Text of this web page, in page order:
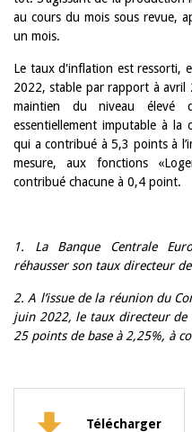
au cours du mois sous revue,
un mois.
Le taux d'inflation est ressorti,
2022, stable par rapport à avril
maintien du niveau élevé
essentiellement imputable à la
qui a contribué à 5,3 points à
mesure, aux fonctions
contribué chacune à 0,4 point.
1. La Banque Centrale
réhausser son taux directeur
2. A l’issue de la réunion du
juin 2022, le taux directeur de
25 points de base à 2,25%, à
Télécharger